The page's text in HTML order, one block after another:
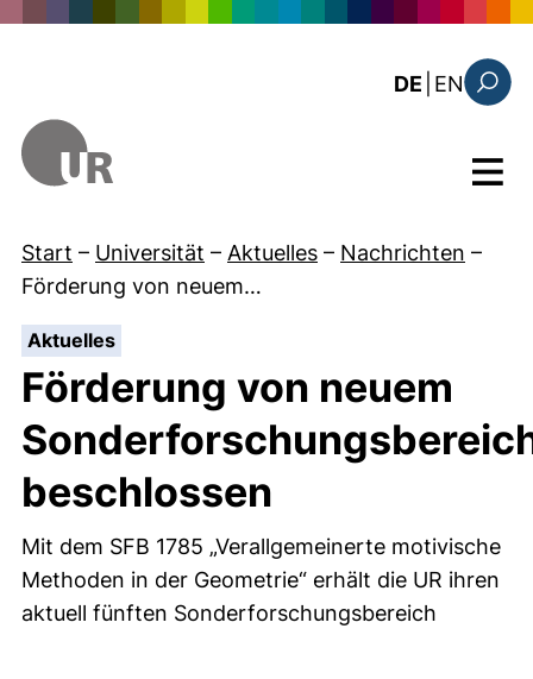
DE EN: this
Menü
Start – Universität – Aktuelles – Nachrichten –
Förderung von neuem…
Aktuelles:
Förderung von neuem
beschlossen
Mit dem SFB 1785 „Verallgemeinerte motivische
Methoden in der Geometrie“ erhält die UR ihren
aktuell fünften Sonderforschungsbereich